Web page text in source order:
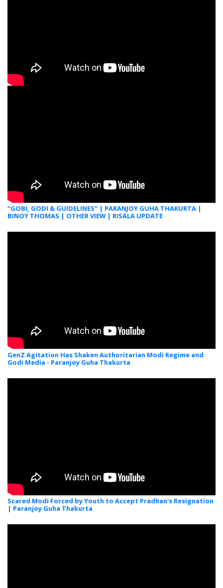
“GOBI, GODI & GUIDELINES” | PARANJOY GUHA THAKURTA |
BINOY THOMAS | OTHER VIEW | RISALA UPDATE
GenZ Agitation Has Shaken Authoritarian Modi Regime and
Godi Media - Paranjoy Guha Thakurta
Scared Modi Forced by Youth to Accept Pradhan's Resignation
| Paranjoy Guha Thakurta